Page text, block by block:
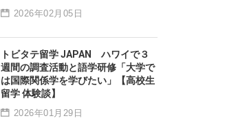
2026年02月05日
トビタテ留学 JAPAN ハワイで３
週間の調査活動と語学研修「大学で
は国際関係学を学びたい」【高校生
留学 体験談】
2026年01月29日